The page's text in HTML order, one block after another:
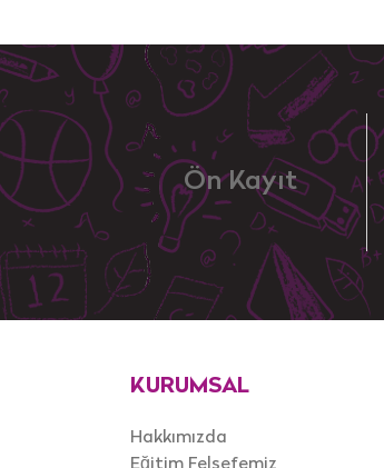
Ön Kayıt
KURUMSAL
Hakkımızda
Eğitim Felsefemiz